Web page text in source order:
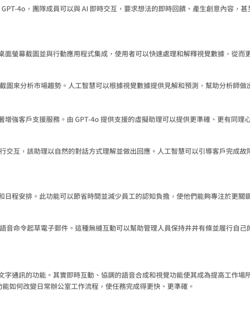
4o，團隊成員可以與 AI 即時交互，要求想法的即時回饋、產生創意內容，
螢幕截圖並與行動應用程式集成，使用者可以快速處理和解釋視覺數據，從而
圖來分析市場趨勢。人工智慧可以根據視覺數據提供見解和預測，幫助分析師做
強客戶支援服務。由 GPT-4o 提供支援的虛擬助理可以提供更準確、更有同理
交互，該助理以自然的對話方式理解並做出回應。人工智慧可以引導客戶完成
程安排。此功能可以節省時間並減少員工的認知負擔，使他們能夠專注於更關
音命令起草電子郵件。這種無縫互動可以幫助管理人員保持井井有條並履行自
通訊的功能。其實即時互動、協調的語音合成和視覺功能使其成為提高工作場
如何改變日常辦公室工作流程，使任務完成得更快、更準確。